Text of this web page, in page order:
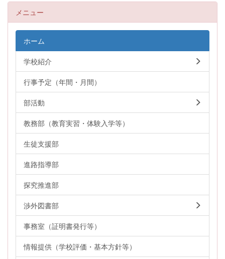
メニュー
ホーム
学校紹介
行事予定（年間・月間）
部活動
教務部（教育実習・体験入学等）
生徒支援部
進路指導部
探究推進部
渉外図書部
事務室（証明書発行等）
情報提供（学校評価・基本方針等）